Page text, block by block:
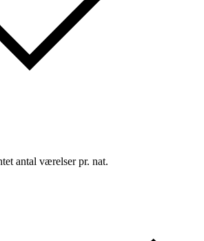
antal værelser pr. nat.